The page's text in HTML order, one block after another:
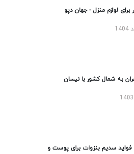
برای لوازم منزل - جهان دپو
به شمال کشور با نیسان
سدیم بنزوات برای پوست و